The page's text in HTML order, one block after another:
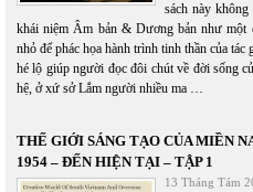
sách này
khái niệm Âm bản & Dương bản như một
nhỏ để phác họa hành trình tinh thần của
hé lộ giúp người đọc đôi chút về đời sống
hệ, ở xứ sở Lắm người nhiều ma …
THẾ GIỚI SÁNG TẠO CỦA MIỀN
1954 – ĐẾN HIỆN TẠI – TẬP 1
13 Tháng Tám